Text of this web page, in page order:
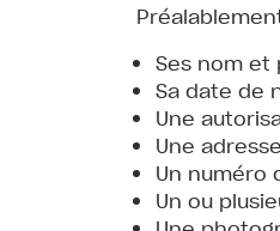
Ses nom et
Sa date de
Une
Une
Un numéro
Un ou